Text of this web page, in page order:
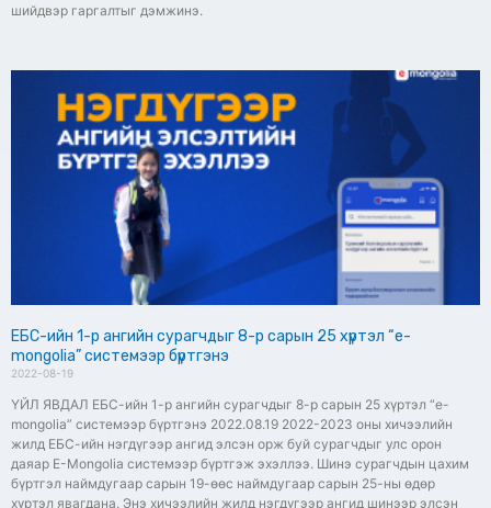
шийдвэр гаргалтыг дэмжинэ.
ЕБС-ийн 1-р ангийн сурагчдыг 8-р сарын 25 хүртэл “e-
mongolia” системээр бүртгэнэ
2022-08-19
ҮЙЛ ЯВДАЛ ЕБС-ийн 1-р ангийн сурагчдыг 8-р сарын 25 хүртэл “e-
mongolia” системээр бүртгэнэ 2022.08.19 2022-2023 оны хичээлийн
жилд ЕБС-ийн нэгдүгээр ангид элсэн орж буй сурагчдыг улс орон
даяар E-Mongolia системээр бүртгэж эхэллээ. Шинэ сурагчдын цахим
бүртгэл наймдугаар сарын 19-өөс наймдугаар сарын 25-ны өдөр
хүртэл явагдана. Энэ хичээлийн жилд нэгдүгээр ангид шинээр элсэн